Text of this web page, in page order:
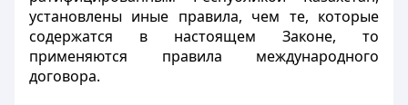
установлены иные правила, чем те, которые
содержатся в настоящем Законе, то
применяются правила международного
договора.